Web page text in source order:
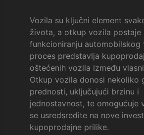
Vozila su ključni element
života, a otkup vozila postaje
funkcioniranju automobilskog
proces predstavlja
oštećenih vozila između
Otkup vozila donosi nekoliko
prednosti, uključujući brzinu i
jednostavnost, te omogućuje
se usredsredite na nove
kupoprodajne prilike.